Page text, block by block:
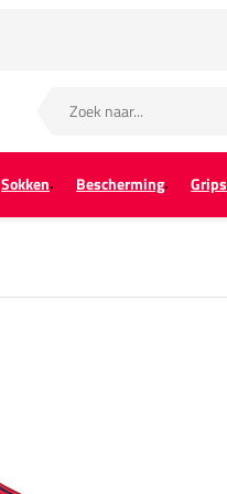
Sokken Bescherming Grips